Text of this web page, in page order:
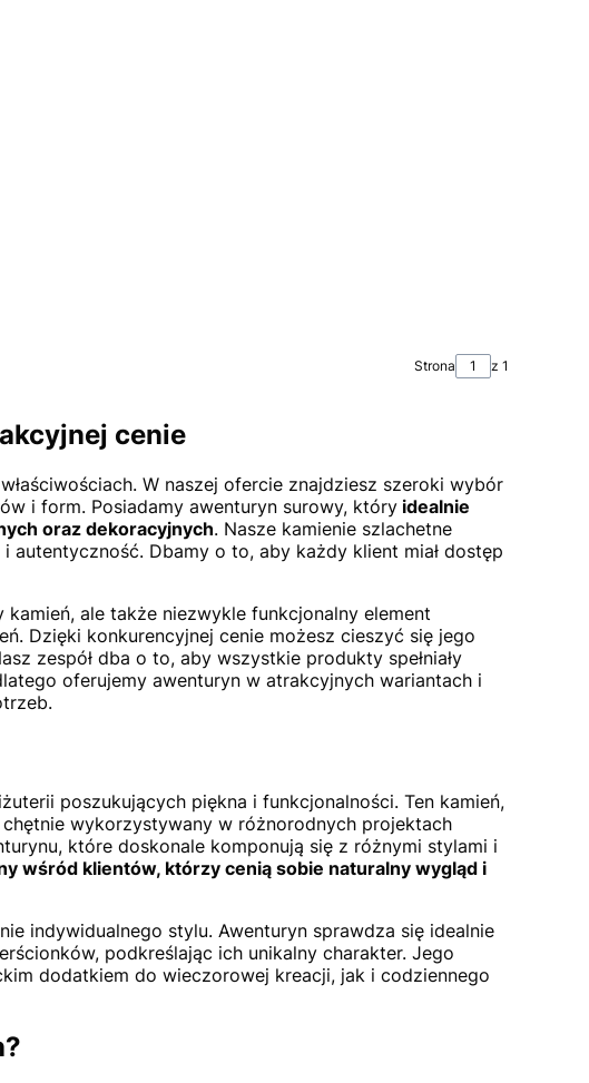
Strona z 1
cenie
W naszej ofercie znajdziesz szeroki wybór
i form. Posiadamy awenturyn surowy, który idealnie
oraz dekoracyjnych. Nasze kamienie szlachetne
autentyczność. Dbamy o to, aby każdy klient miał dostęp
ale także niezwykle funkcjonalny element
Dzięki konkurencyjnej cenie możesz cieszyć się jego
zespół dba o to, aby wszystkie produkty spełniały
oferujemy awenturyn w atrakcyjnych wariantach i
poszukujących piękna i funkcjonalności. Ten kamień,
wykorzystywany w różnorodnych projektach
które doskonale komponują się z różnymi stylami i
wśród klientów, którzy cenią sobie naturalny wygląd i
indywidualnego stylu. Awenturyn sprawdza się idealnie
podkreślając ich unikalny charakter. Jego
dodatkiem do wieczorowej kreacji, jak i codziennego